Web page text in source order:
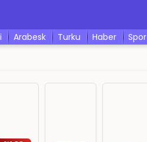
arabesk turku haber spor